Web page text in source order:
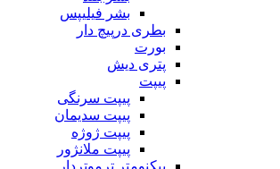
بشر فیلیپس
بطری درپیچ دار
بورت
پتری دیش
پیپت
پیپت سرنگی
پیپت سدیمان
پیپت ژوژه
پیپت ملانژور
پیکنومتر ترموتردار